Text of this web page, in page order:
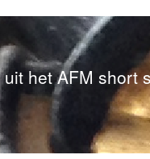
het AFM short